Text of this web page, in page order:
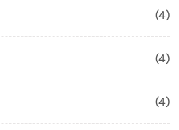
(4)
(4)
(4)